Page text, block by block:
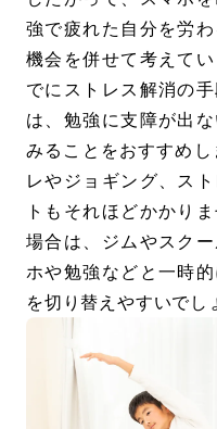
強で疲れた自分を労
機会を併せて考えて
でにストレス解消の
は、勉強に支障が出
みることをおすすめ
レやジョギング、ス
トもそれほどかかり
場合は、ジムやスク
ホや勉強などと一時
を切り替えやすいでし